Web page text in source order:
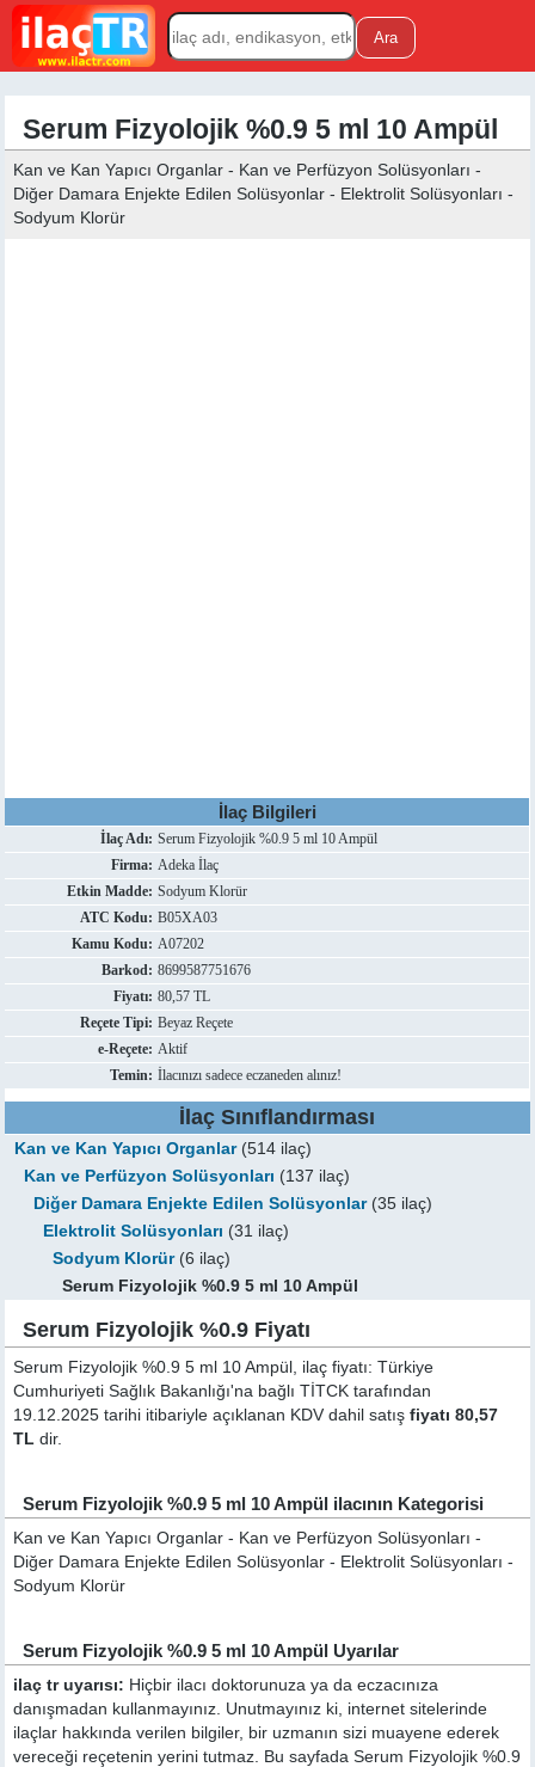
Serum Fizyolojik %0.9 5 ml 10 Ampül
Kan ve Kan Yapıcı Organlar - Kan ve Perfüzyon Solüsyonları -
Diğer Damara Enjekte Edilen Solüsyonlar - Elektrolit Solüsyonları -
Sodyum Klorür
İlaç Bilgileri
İlaç Adı: Serum Fizyolojik %0.9 5 ml 10 Ampül
Firma: Adeka İlaç
Etkin Madde: Sodyum Klorür
ATC Kodu: B05XA03
Kamu Kodu: A07202
Barkod: 8699587751676
Fiyatı: 80,57 TL
Reçete Tipi: Beyaz Reçete
e-Reçete: Aktif
Temin: İlacınızı sadece eczaneden alınız!
İlaç Sınıflandırması
Kan ve Kan Yapıcı Organlar(514 ilaç)
Kan ve Perfüzyon Solüsyonları (137 ilaç)
Diğer Damara Enjekte Edilen Solüsyonlar(35 ilaç)
Elektrolit Solüsyonları (31 ilaç)
Sodyum Klorür(6 ilaç)
Serum Fizyolojik %0.9 5 ml 10 Ampül
Serum Fizyolojik %0.9 Fiyatı
Serum Fizyolojik %0.9 5 ml 10 Ampül, ilaç fiyatı: Türkiye
Cumhuriyeti Sağlık Bakanlığı'na bağlı TİTCK tarafından
19.12.2025 tarihi itibariyle açıklanan KDV dahil satışfiyatı 80,57
TL dir.
Serum Fizyolojik %0.9 5 ml 10 Ampül ilacının Kategorisi
Kan ve Kan Yapıcı Organlar - Kan ve Perfüzyon Solüsyonları -
Diğer Damara Enjekte Edilen Solüsyonlar - Elektrolit Solüsyonları -
Sodyum Klorür
Serum Fizyolojik %0.9 5 ml 10 Ampül Uyarılar
ilaç tr uyarısı: Hiçbir ilacı doktorunuza ya da eczacınıza
danışmadan kullanmayınız. Unutmayınız ki, internet sitelerinde
ilaçlar hakkında verilen bilgiler, bir uzmanın sizi muayene ederek
vereceği reçetenin yerini tutmaz. Bu sayfada Serum Fizyolojik %0.9